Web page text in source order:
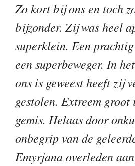
Zo kort bij ons en toch
bijzonder. Zij was heel
superklein. Een
een superbeweger. In
ons is geweest heeft zij
gestolen. Extreem
gemis. Helaas door
onbegrip van de
Emyrjana overleden